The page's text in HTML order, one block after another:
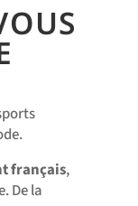
français,
De la